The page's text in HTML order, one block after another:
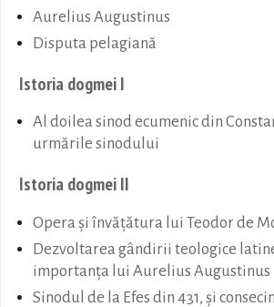
Aurelius Augustinus
Disputa pelagiană
Istoria dogmei I
Al doilea sinod ecumenic din
urmările sinodului
Istoria dogmei II
Opera şi învăţătura lui Teodor de
Dezvoltarea gândirii teologice
importanţa lui Aurelius Augustinus
Sinodul de la Efes din 431, şi